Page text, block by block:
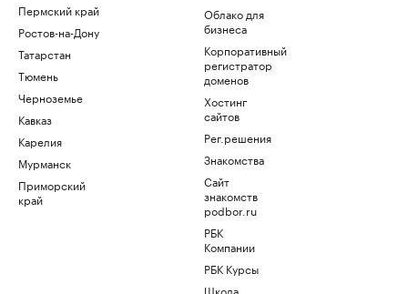
Пермский край
Ростов-на-Дону
Татарстан
Тюмень
Черноземье
Кавказ
Карелия
Мурманск
Приморский
край
Облако для
бизнеса
Корпоративный
регистратор
доменов
Хостинг
сайтов
Рег.решения
Знакомства
Сайт
знакомств
podbor.ru
РБК
Компании
РБК Курсы
Школа